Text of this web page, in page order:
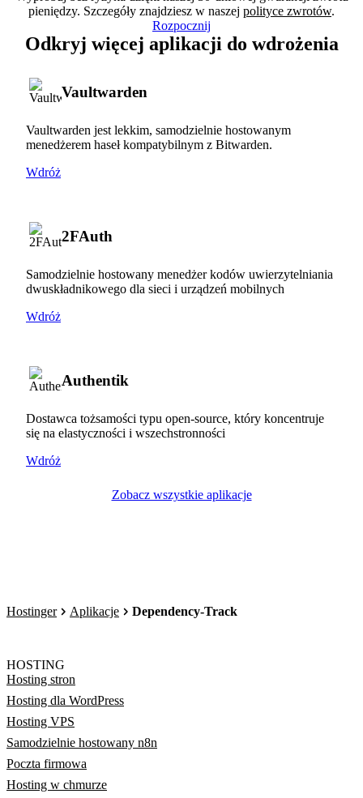
pieniędzy. Szczegóły znajdziesz w naszej polityce zwrotów.
Rozpocznij
Odkryj więcej aplikacji do wdrożenia
Vaultwarden
Vaultwarden jest lekkim, samodzielnie hostowanym
menedżerem haseł kompatybilnym z Bitwarden.
Wdróż
2FAuth
Samodzielnie hostowany menedżer kodów uwierzytelniania
dwuskładnikowego dla sieci i urządzeń mobilnych
Wdróż
Authentik
Dostawca tożsamości typu open-source, który koncentruje
się na elastyczności i wszechstronności
Wdróż
Zobacz wszystkie aplikacje
Hostinger Aplikacje Dependency-Track
HOSTING
Hosting stron
Hosting dla WordPress
Hosting VPS
Samodzielnie hostowany n8n
Poczta firmowa
Hosting w chmurze